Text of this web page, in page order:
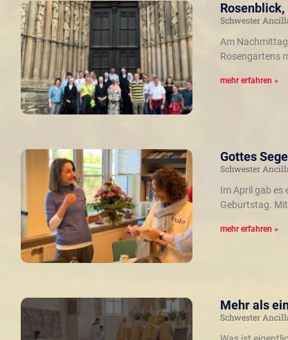
Schwester
Am
Rosengartens
mehr erfahren »
Gottes
Schwester
Im April gab es
Geburtstag.
mehr erfahren »
Mehr als
Schwester